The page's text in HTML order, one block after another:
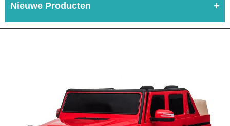
Nieuwe Producten